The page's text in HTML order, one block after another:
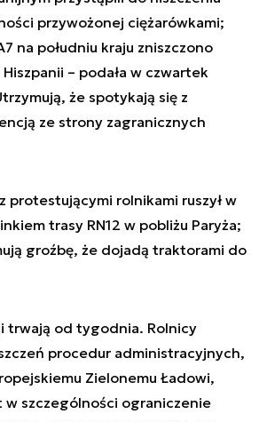
przywożonej ciężarówkami;
na południu kraju zniszczono
– podała w czwartek
że spotykają się z
ze strony zagranicznych
protestującymi rolnikami ruszył w
trasy RN12 w pobliżu Paryża;
groźbę, że dojadą traktorami do
trwają od tygodnia. Rolnicy
procedur administracyjnych,
Zielonemu Ładowi,
szczególności ograniczenie